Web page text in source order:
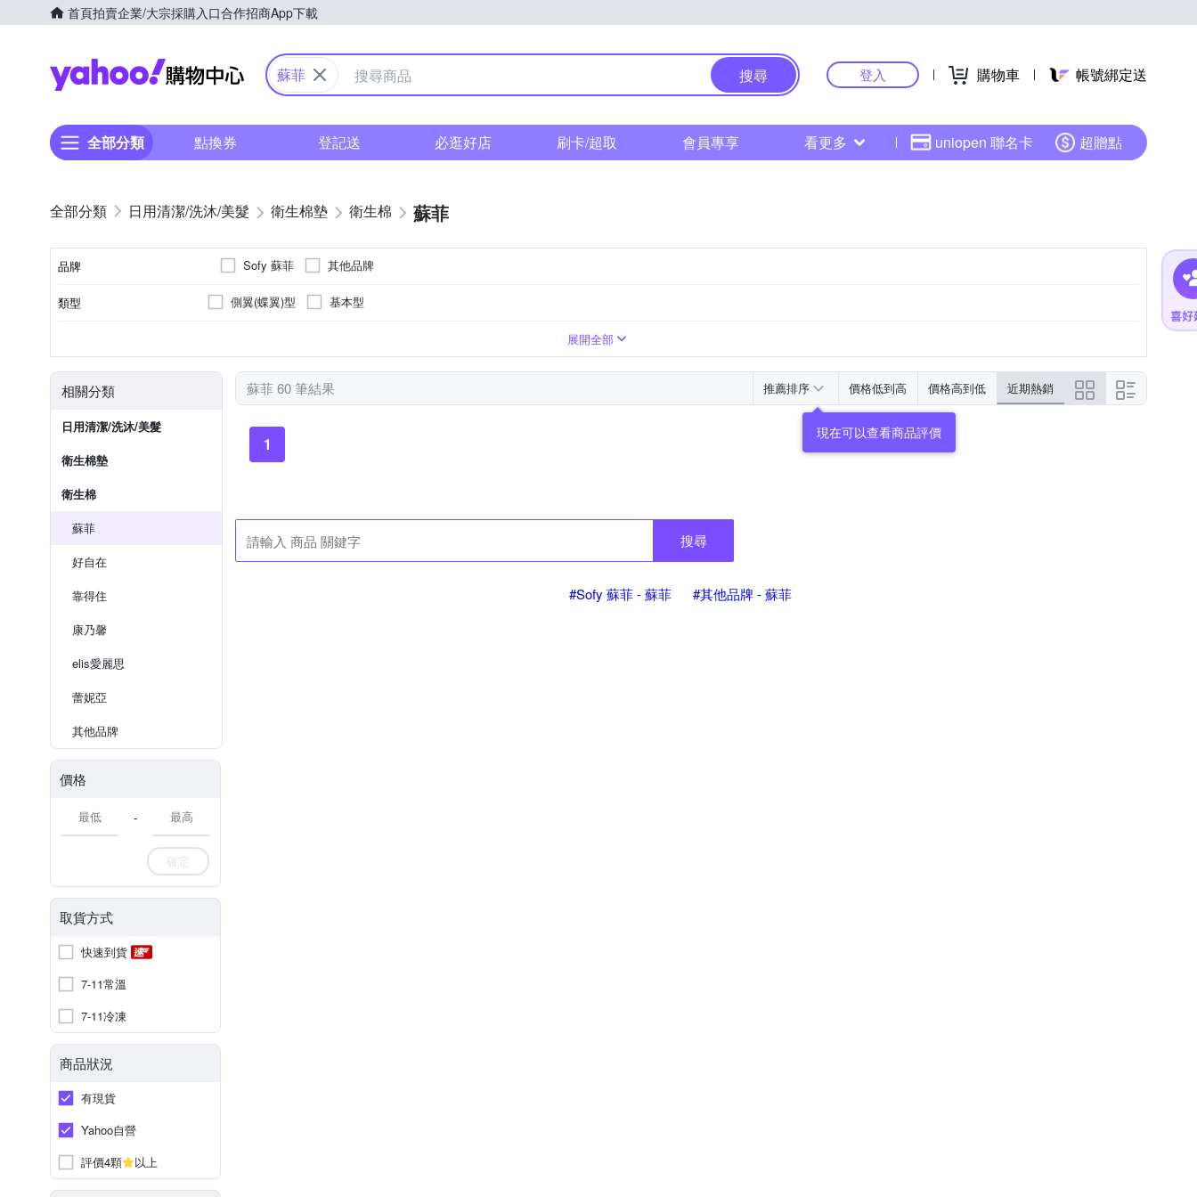
首頁拍賣企業/大宗採購入口合作招商App下載
Yahoo購物中心
蘇菲 搜尋 登入 購物車 帳號綁定送
全部分類 點換券 登記送 必逛好店 刷卡/超取 會員專享 看更多 uniopen 聯名卡 超贈點
日用清潔/洗沐/美髮 衛生棉墊 衛生棉 蘇菲
品牌 Sofy 蘇菲 其他品牌
類型 側翼(蝶翼)型 基本型
展開全部
相關分類
日用清潔/洗沐/美髮
衛生棉墊
衛生棉
蘇菲
好自在
靠得住
康乃馨
elis愛麗思
蕾妮亞
其他品牌
價格
-
確定
取貨方式
快速到貨
7-11常溫
7-11冷凍
商品狀況
有現貨
Yahoo自營
評價4顆
以上
蘇菲 60 筆結果 推薦排序 價格低到高 價格高到低 近期熱銷
現在可以查看商品評價
1
搜尋
#Sofy 蘇菲 - 蘇菲 #其他品牌 - 蘇菲